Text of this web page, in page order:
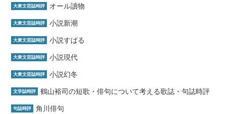
大衆文芸誌時評 オール讀物
大衆文芸誌時評 小説新潮
大衆文芸誌時評 小説すばる
大衆文芸誌時評 小説現代
大衆文芸誌時評 小説幻冬
文学誌時評 鶴山裕司の短歌・俳句について考える歌誌・句誌時評
句誌時評 角川俳句